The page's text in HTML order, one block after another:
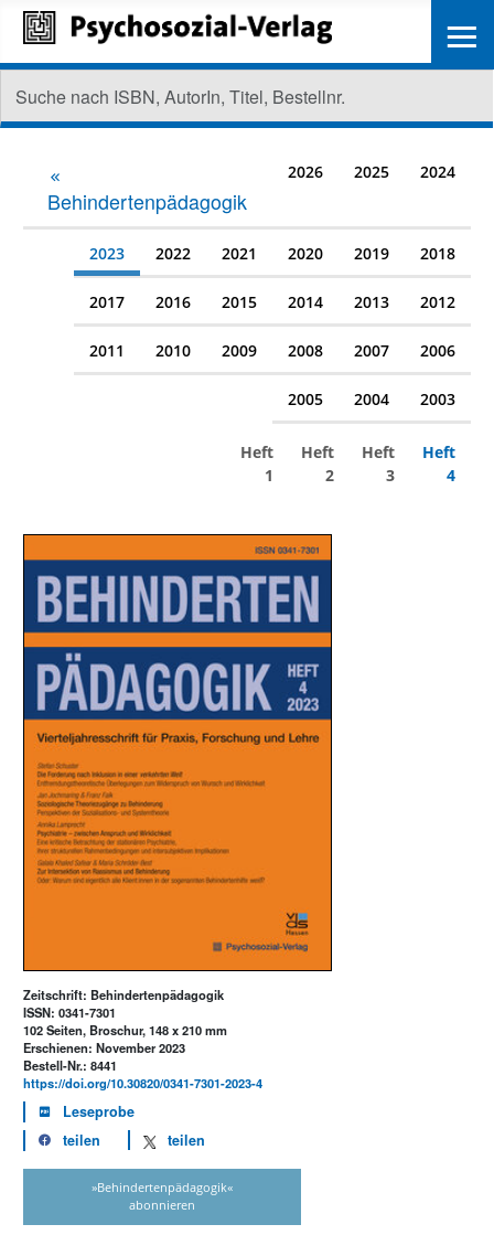
Behindertenpädagogik
2026 2025 2024
2023 2022 2021 2020 2019 2018
2017 2016 2015 2014 2013 2012
2011 2010 2009 2008 2007 2006
2005 2004 2003
Heft
1
Heft
2
Heft
3
Heft
4
Zeitschrift: Behindertenpädagogik
ISSN: 0341-7301
102 Seiten, Broschur, 148 x 210 mm
Erschienen: November 2023
Bestell-Nr.: 8441
https://doi.org/10.30820/0341-7301-2023-4
Leseprobe
teilen
teilen
»Behindertenpädagogik«
abonnieren
≡